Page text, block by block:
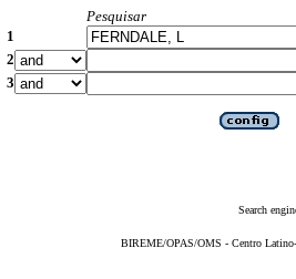
Pesquisar
1
2
3
Search
BIREME/OPAS/OMS - Centro Latino-